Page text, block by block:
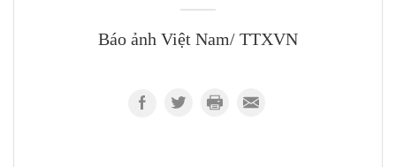
Báo ảnh Việt Nam/ TTXVN